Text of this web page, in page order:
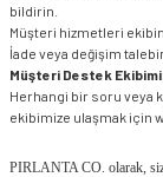
bildirin.
Müşteri hizmetleri
İade veya değişim
Müşteri Destek
Herhangi bir soru veya
ekibimize ulaşmak için
PIRLANTA CO. olarak,